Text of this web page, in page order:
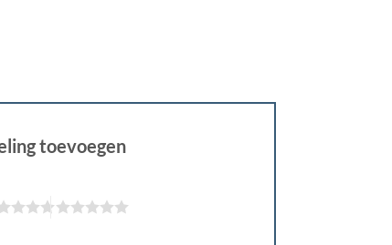
toevoegen